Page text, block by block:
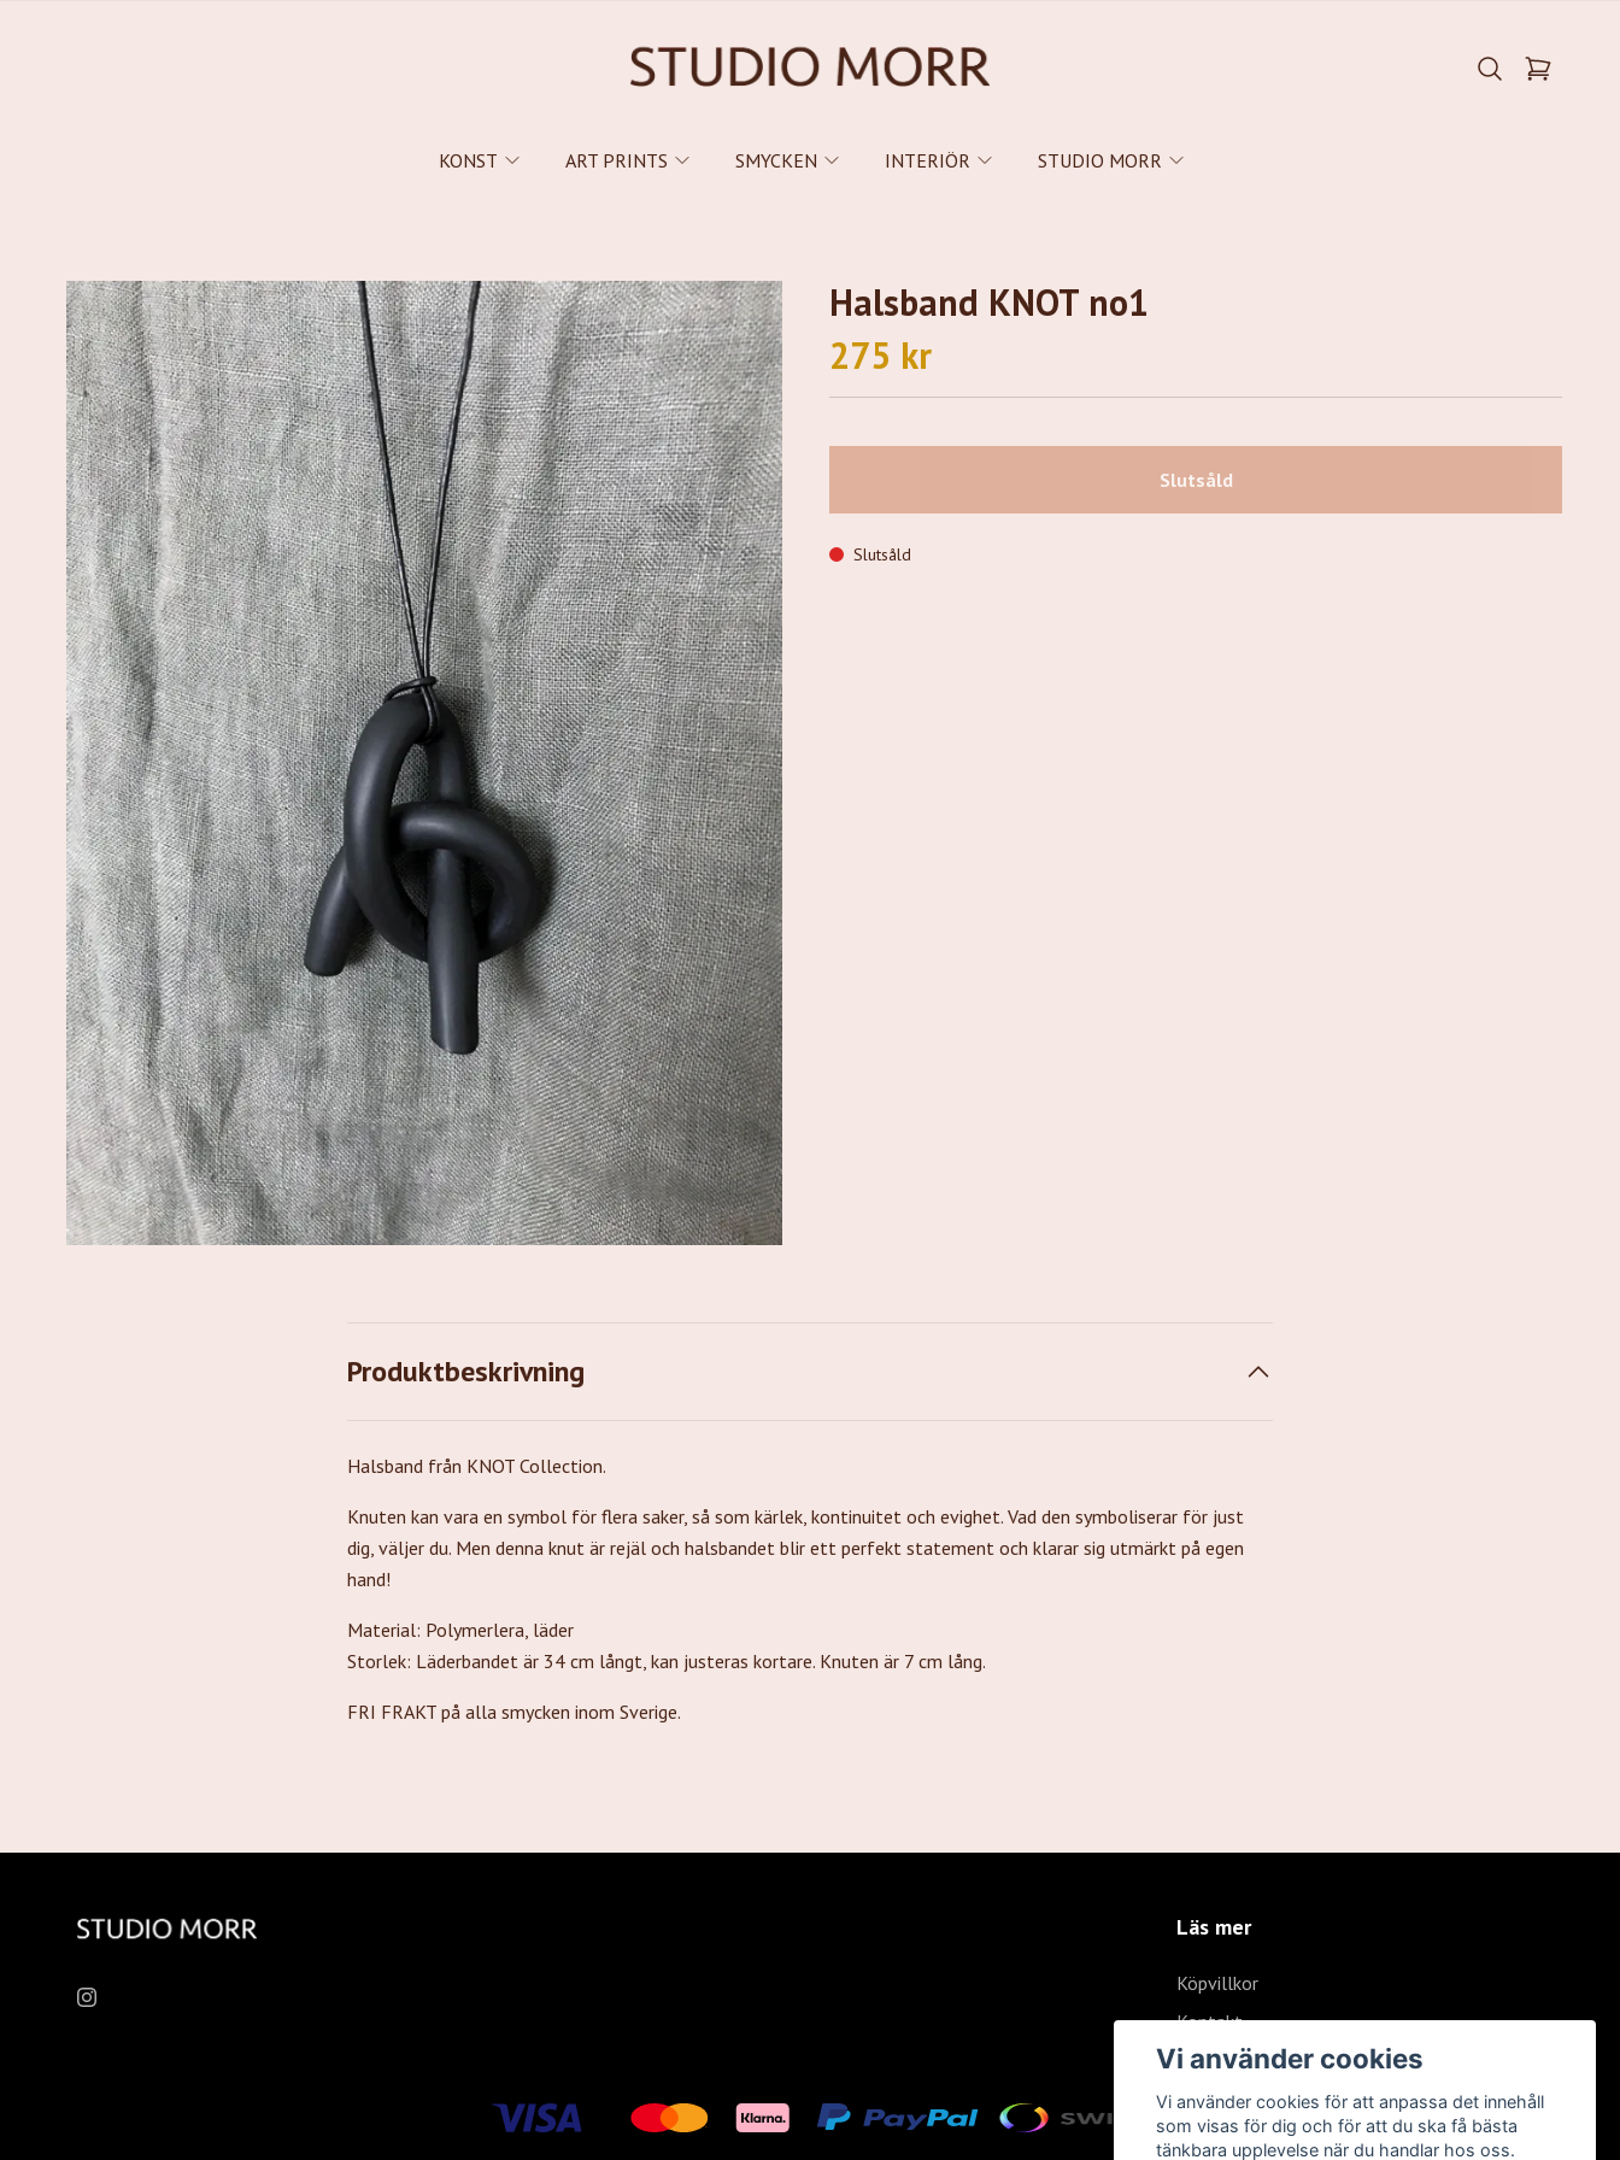
KONST ART PRINTS SMYCKEN INTERIÖR STUDIO MORR
Halsband KNOT no1
275 kr
Slutsåld
Slutsåld
Produktbeskrivning
Halsband från KNOT Collection.
Knuten kan vara en symbol för flera saker, så som kärlek, kontinuitet och evighet. Vad den symboliserar för just
dig, väljer du. Men denna knut är rejäl och halsbandet blir ett perfekt statement och klarar sig utmärkt på egen
hand!
Material: Polymerlera, läder
Storlek: Läderbandet är 34 cm långt, kan justeras kortare. Knuten är 7 cm lång.
FRI FRAKT på alla smycken inom Sverige.
Läs mer
Köpvillkor
Kontakt
Vi använder cookies
Vi använder cookies för att anpassa det innehåll
som visas för dig och för att du ska få bästa
tänkbara upplevelse när du handlar hos oss.